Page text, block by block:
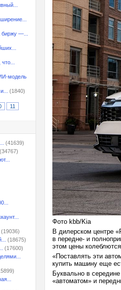
биржу —...
модель
(1840)
11
(41639)
(34767)
(19036)
(18675)
(17600)
Фото kbb/Kia
В дилерском центре
в передне- и
этом цены
«Поставлять эти
купить машину еще
Буквально в
«автоматом» и